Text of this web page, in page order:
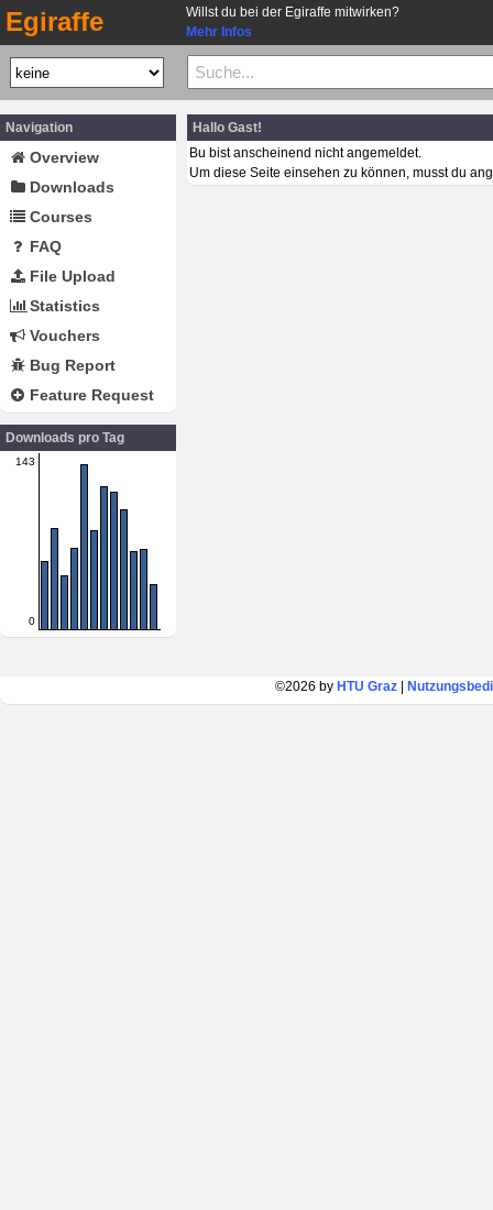
Egiraffe
Willst du bei der Egiraffe mitwirken?
Mehr Infos
Navigation
Overview
Downloads
Courses
FAQ
File Upload
Statistics
Vouchers
Bug Report
Feature Request
Downloads pro Tag
143
0
Hallo Gast!
Bu bist anscheinend nicht angemeldet.
Um diese Seite einsehen zu können, musst du
©2026 by HTU Graz|